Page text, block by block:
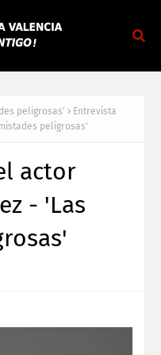
peligrosas'
Entrevista
peligrosas'
actor
- 'Las